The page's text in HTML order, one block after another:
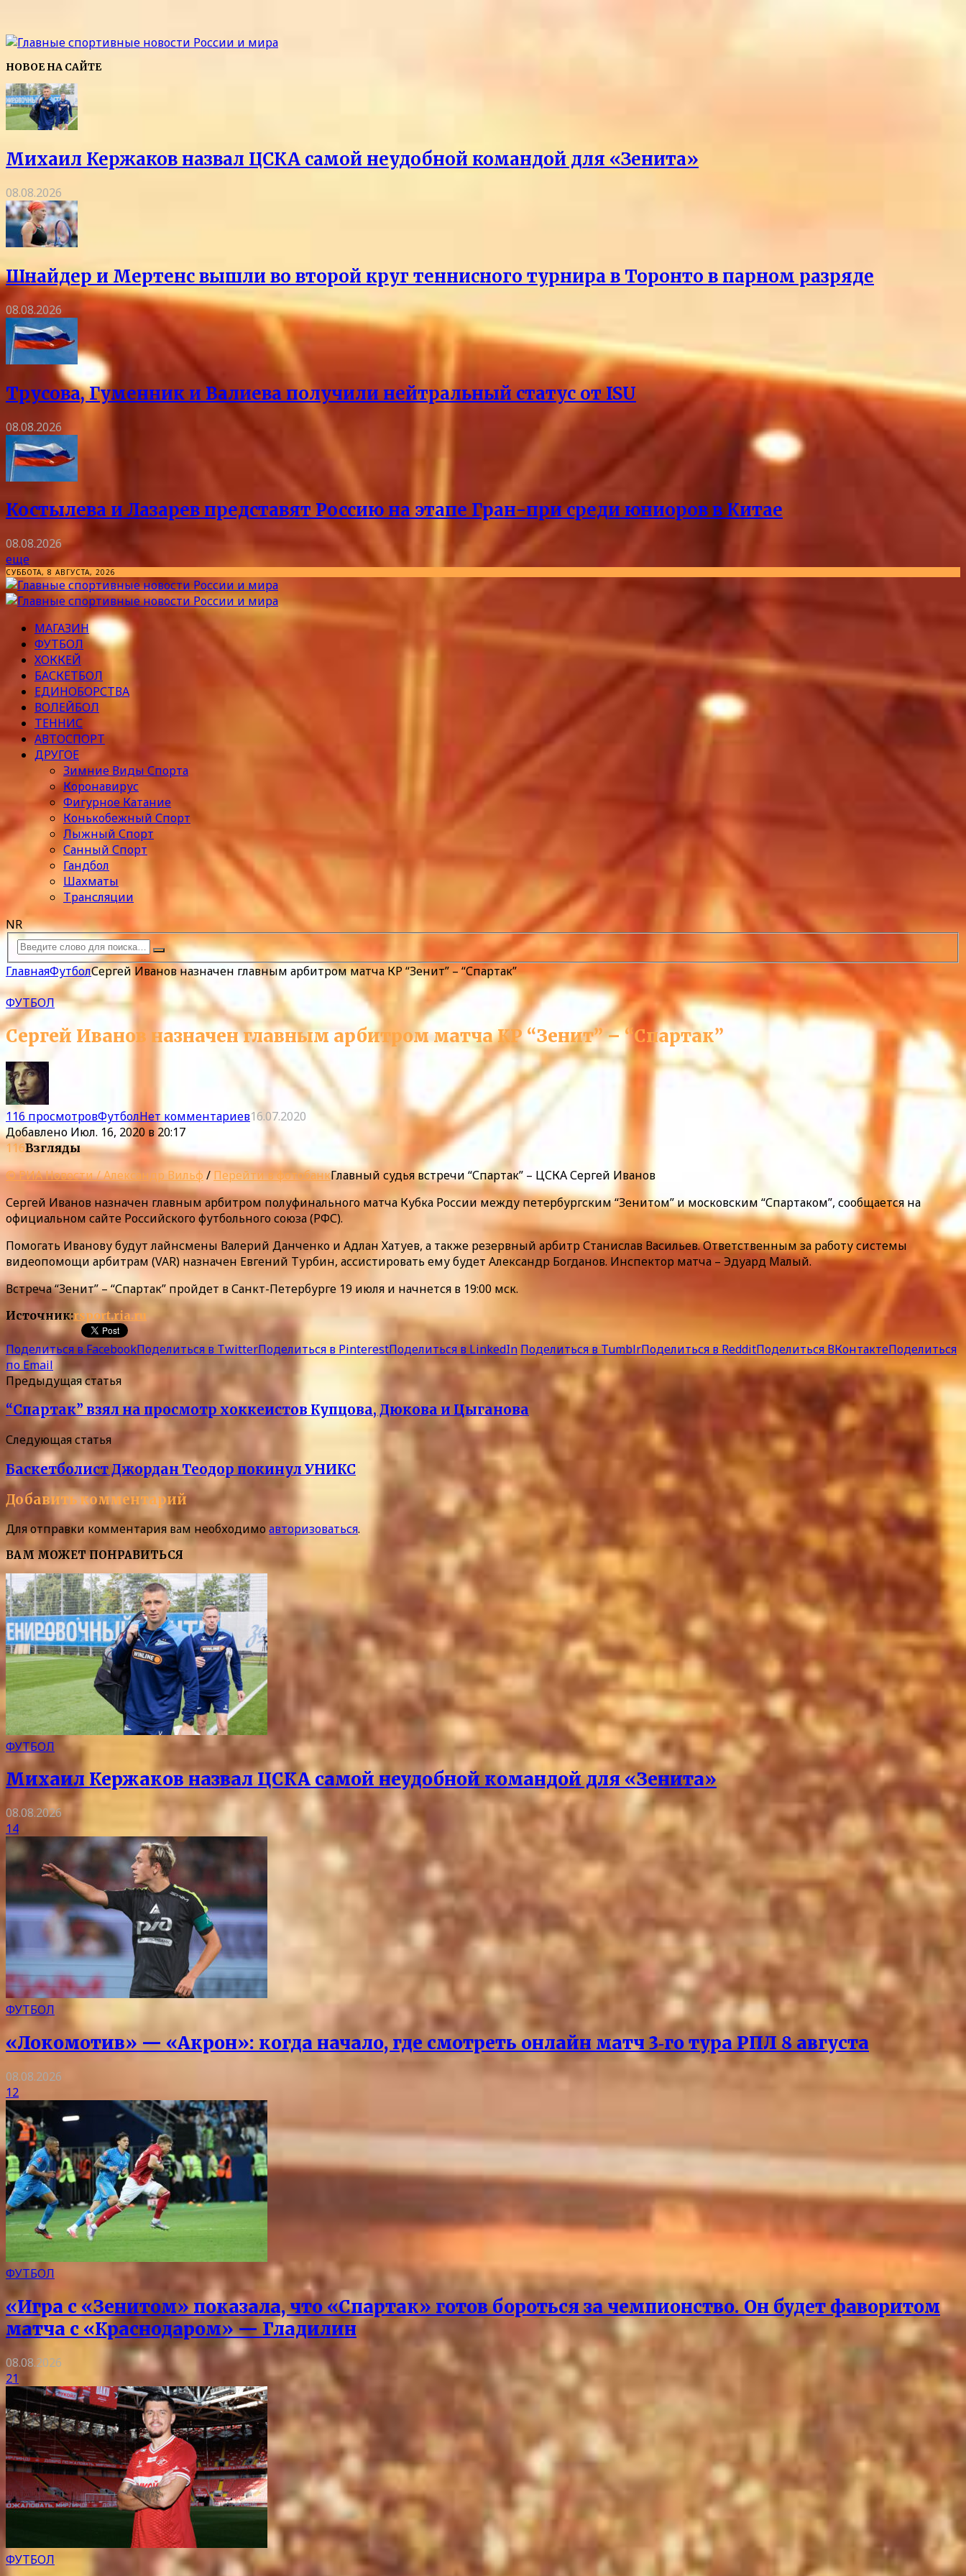
НОВОЕ НА САЙТЕ
Михаил Кержаков назвал ЦСКА самой неудобной командой для «Зенита»
08.08.2026
Шнайдер и Мертенс вышли во второй круг теннисного турнира в Торонто в парном разряде
08.08.2026
Трусова, Гуменник и Валиева получили нейтральный статус от ISU
08.08.2026
Костылева и Лазарев представят Россию на этапе Гран-при среди юниоров в Китае
08.08.2026
еще
СУББОТА, 8 АВГУСТА, 2026
МАГАЗИН
ФУТБОЛ
ХОККЕЙ
БАСКЕТБОЛ
ЕДИНОБОРСТВА
ВОЛЕЙБОЛ
ТЕННИС
АВТОСПОРТ
ДРУГОЕ
Зимние Виды Спорта
Коронавирус
Фигурное Катание
Конькобежный Спорт
Лыжный Спорт
Санный Спорт
Гандбол
Шахматы
Трансляции
NR
ГлавнаяФутболСергей Иванов назначен главным арбитром матча КР “Зенит” – “Спартак”
ФУТБОЛ
Сергей Иванов назначен главным арбитром матча КР “Зенит” – “Спартак”
116 просмотровФутболНет комментариев16.07.2020
Добавлено Июл. 16, 2020 в 20:17
116Взгляды
© РИА Новости / Александр Вильф / Перейти в фотобанкГлавный судья встречи “Спартак” – ЦСКА Сергей Иванов
Сергей Иванов назначен главным арбитром полуфинального матча Кубка России между петербургским “Зенитом” и московским “Спартаком”, сообщается на
официальном сайте Российского футбольного союза (РФС).
Помогать Иванову будут лайнсмены Валерий Данченко и Адлан Хатуев, а также резервный арбитр Станислав Васильев. Ответственным за работу системы
видеопомощи арбитрам (VAR) назначен Евгений Турбин, ассистировать ему будет Александр Богданов. Инспектор матча – Эдуард Малый.
Встреча “Зенит” – “Спартак” пройдет в Санкт-Петербурге 19 июля и начнется в 19:00 мск.
Источник:rsport.ria.ru
Поделиться в FacebookПоделиться в TwitterПоделиться в PinterestПоделиться в LinkedIn Поделиться в TumblrПоделиться в RedditПоделиться ВКонтактеПоделиться
по Email
Предыдущая статья
“Спартак” взял на просмотр хоккеистов Купцова, Дюкова и Цыганова
Следующая статья
Баскетболист Джордан Теодор покинул УНИКС
Добавить комментарий
Для отправки комментария вам необходимо авторизоваться.
ВАМ МОЖЕТ ПОНРАВИТЬСЯ
ФУТБОЛ
Михаил Кержаков назвал ЦСКА самой неудобной командой для «Зенита»
08.08.2026
14
ФУТБОЛ
«Локомотив» — «Акрон»: когда начало, где смотреть онлайн матч 3‑го тура РПЛ 8 августа
08.08.2026
12
ФУТБОЛ
«Игра с «Зенитом» показала, что «Спартак» готов бороться за чемпионство. Он будет фаворитом
матча с «Краснодаром» — Гладилин
08.08.2026
21
ФУТБОЛ